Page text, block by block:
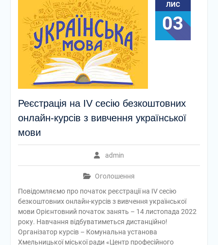
ЛИС
03
Реєстрація на ІV сесію безкоштовних
онлайн-курсів з вивчення української
мови
admin
Оголошення
Повідомляємо про початок реєстрації на ІV сесію
безкоштовних онлайн-курсів з вивчення української
мови Орієнтовний початок занять – 14 листопада 2022
року. Навчання відбуватиметься дистанційно!
Організатор курсів – Комунальна установа
Хмельницької міської ради «Центр професійного